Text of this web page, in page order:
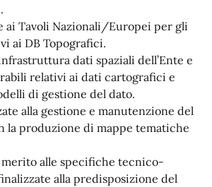
ai Tavoli Nazionali/Europei per gli
ai DB Topografici.
dati spaziali dell’Ente e
relativi ai dati cartografici e
di gestione del dato.
alla gestione e manutenzione del
la produzione di mappe tematiche
alle specifiche tecnico-
alla predisposizione del